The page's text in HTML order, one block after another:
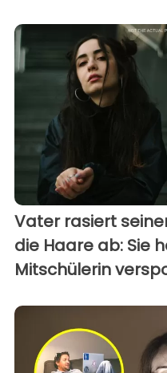
Vater rasiert
die Haare ab: Sie
Mitschülerin